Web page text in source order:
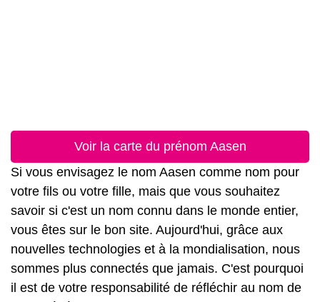
Voir la carte du prénom Aasen
Si vous envisagez le nom Aasen comme nom pour
votre fils ou votre fille, mais que vous souhaitez
savoir si c'est un nom connu dans le monde entier,
vous êtes sur le bon site. Aujourd'hui, grâce aux
nouvelles technologies et à la mondialisation, nous
sommes plus connectés que jamais. C'est pourquoi
il est de votre responsabilité de réfléchir au nom de